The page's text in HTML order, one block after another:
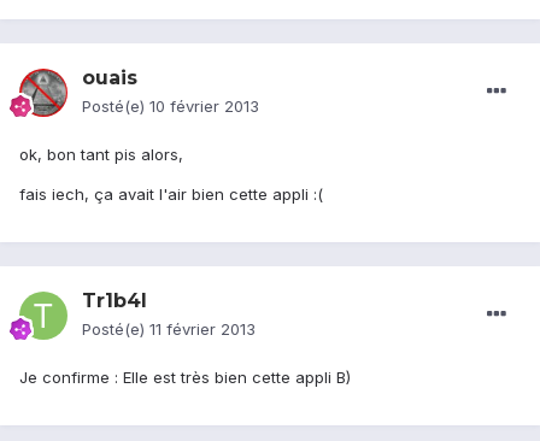
ouais
Posté(e) 10 février 2013
ok, bon tant pis alors,
fais iech, ça avait l'air bien cette appli :(
Tr1b4l
Posté(e) 11 février 2013
Je confirme : Elle est très bien cette appli B)